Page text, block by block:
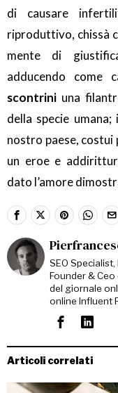
di causare
riproduttivo, chissà
mente di
adducendo come
scontrini una
della specie
nostro paese, costui
un eroe e
dato l’amore
SEO
Founder &
del giornale
online Influent
Articoli correlati